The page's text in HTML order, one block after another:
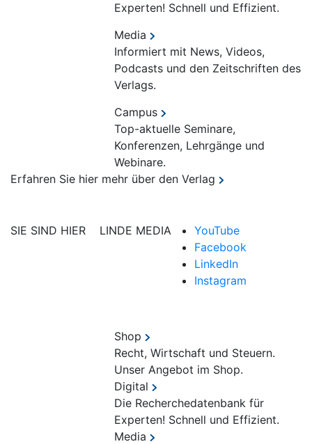
Experten! Schnell und Effizient.
Media
Informiert mit News, Videos,
Podcasts und den Zeitschriften des
Verlags.
Campus
Top-aktuelle Seminare,
Konferenzen, Lehrgänge und
Webinare.
Erfahren Sie hier mehr über den Verlag
SIE SIND HIER LINDE MEDIA
YouTube
Facebook
LinkedIn
Instagram
Shop
Recht, Wirtschaft und Steuern.
Unser Angebot im Shop.
Digital
Die Recherchedatenbank für
Experten! Schnell und Effizient.
Media